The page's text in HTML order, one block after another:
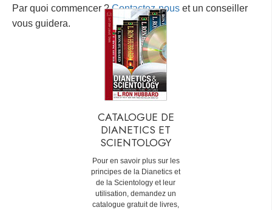
Par quoi commencer ?Contactez-nous et un conseiller
vous guidera.
CATALOGUE DE
DIANETICS ET
SCIENTOLOGY
Pour en savoir plus sur les
principes de la Dianetics et
de la Scientology et leur
utilisation, demandez un
catalogue gratuit de livres,